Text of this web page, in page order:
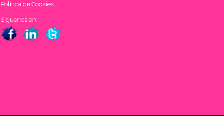
Política de Cookies
Síguenos en: